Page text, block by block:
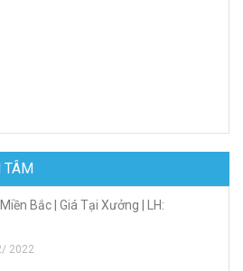
TÂM
Bắc | Giá Tại Xưởng | LH:
2022